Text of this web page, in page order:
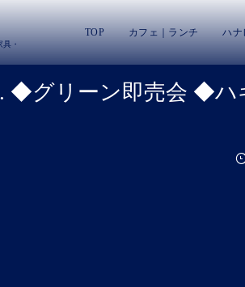
・
TOP カフェ｜ランチ ハナ
◆グリーン即売会 ◆ハ